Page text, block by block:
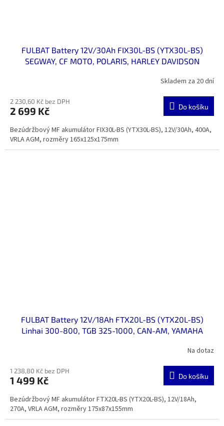
FULBAT Battery 12V/30Ah FIX30L-BS (YTX30L-BS)
SEGWAY, CF MOTO, POLARIS, HARLEY DAVIDSON
Skladem za 20 dní
2 230,60 Kč bez DPH
2 699 Kč Do košíku
Bezúdržbový MF akumulátor FIX30L-BS (YTX30L-BS), 12V/30Ah, 400A,
VRLA AGM, rozměry 165x125x175mm
FULBAT Battery 12V/18Ah FTX20L-BS (YTX20L-BS)
Linhai 300-800, TGB 325-1000, CAN-AM, YAMAHA
Na dotaz
1 238,80 Kč bez DPH
1 499 Kč Do košíku
Bezúdržbový MF akumulátor FTX20L-BS (YTX20L-BS), 12V/18Ah,
270A, VRLA AGM, rozměry 175x87x155mm